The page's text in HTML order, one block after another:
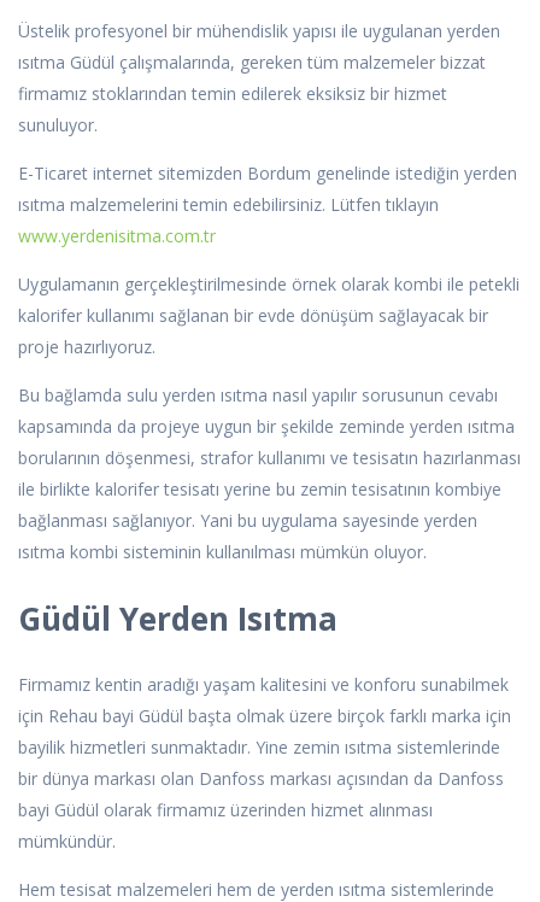
Üstelik profesyonel bir mühendislik yapısı ile uygulanan yerden
ısıtma Güdül çalışmalarında, gereken tüm malzemeler bizzat
firmamız stoklarından temin edilerek eksiksiz bir hizmet
sunuluyor.
E-Ticaret internet sitemizden Bordum genelinde istediğin yerden
ısıtma malzemelerini temin edebilirsiniz. Lütfen tıklayın
www.yerdenisitma.com.tr
Uygulamanın gerçekleştirilmesinde örnek olarak kombi ile petekli
kalorifer kullanımı sağlanan bir evde dönüşüm sağlayacak bir
proje hazırlıyoruz.
Bu bağlamda sulu yerden ısıtma nasıl yapılır sorusunun cevabı
kapsamında da projeye uygun bir şekilde zeminde yerden ısıtma
borularının döşenmesi, strafor kullanımı ve tesisatın hazırlanması
ile birlikte kalorifer tesisatı yerine bu zemin tesisatının kombiye
bağlanması sağlanıyor. Yani bu uygulama sayesinde yerden
ısıtma kombi sisteminin kullanılması mümkün oluyor.
Güdül Yerden Isıtma
Firmamız kentin aradığı yaşam kalitesini ve konforu sunabilmek
için Rehau bayi Güdül başta olmak üzere birçok farklı marka için
bayilik hizmetleri sunmaktadır. Yine zemin ısıtma sistemlerinde
bir dünya markası olan Danfoss markası açısından da Danfoss
bayi Güdül olarak firmamız üzerinden hizmet alınması
mümkündür.
Hem tesisat malzemeleri hem de yerden ısıtma sistemlerinde